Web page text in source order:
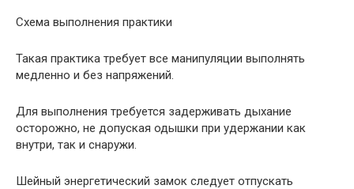
Схема выполнения практики
Такая практика требует все манипуляции выполнять
медленно и без напряжений.
Для выполнения требуется задерживать дыхание
осторожно, не допуская одышки при удержании как
внутри, так и снаружи.
Шейный энергетический замок следует отпускать